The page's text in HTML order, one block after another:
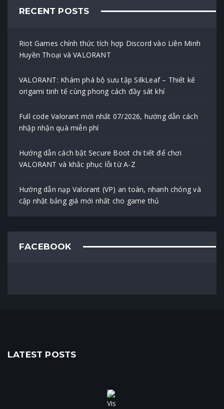
RECENT POSTS
Riot Games chính thức tích hợp Discord vào Liên Minh
Huyền Thoại và VALORANT
VALORANT: Khám phá bộ sưu tập SilkLeaf – Thiết kế
origami tinh tế cùng phong cách đầy sát khí
Full code Valorant mới nhất 07/2026, hướng dẫn cách
nhập nhận quà miễn phí
Hướng dẫn cách bật Secure Boot chi tiết để chơi
VALORANT và khắc phục lỗi từ A-Z
Hướng dẫn nạp Valorant (VP) an toàn, nhanh chóng và
cập nhật bảng giá mới nhất cho game thủ
FACEBOOK
LATEST POSTS